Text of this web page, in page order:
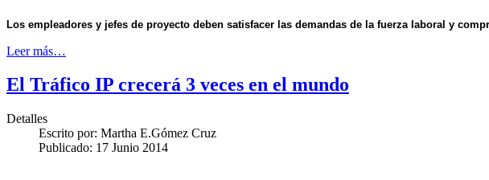
Los empleadores y jefes de proyecto deben satisfacer las demandas de la fuerza laboral y
Leer más…
El Tráfico IP crecerá 3 veces en el mundo
Detalles
Escrito por: Martha E.Gómez Cruz
Publicado: 17 Junio 2014